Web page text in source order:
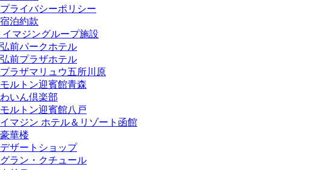
プライバシーポリシー
宿泊約款
イマジングループ施設
弘前パークホテル
弘前プラザホテル
プラザマリュウ五所川原
モルトン迎賓館青森
わいん倶楽部
モルトン迎賓館八戸
イマジン ホテル＆リゾート函館
豪華楼
デザートショップ
グラン・クチュール